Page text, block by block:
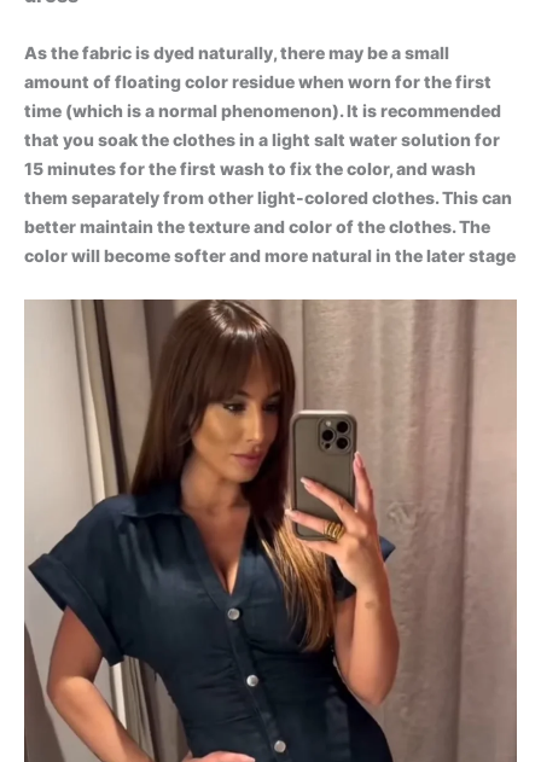
As the fabric is dyed naturally, there may be a small
amount of floating color residue when worn for the first
time (which is a normal phenomenon). It is recommended
that you soak the clothes in a light salt water solution for
15 minutes for the first wash to fix the color, and wash
them separately from other light-colored clothes. This can
better maintain the texture and color of the clothes. The
color will become softer and more natural in the later stage